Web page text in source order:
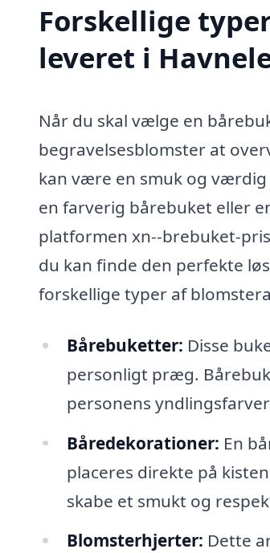
Forskellige
leveret i
Når du skal vælge en
begravelsesblomster at
kan være en smuk og
en farverig bårebuket eller
platformen xn--brebuket-
du kan finde den perfekte
forskellige typer af
Bårebuketter: Disse
personligt præg.
personens
Båredekorationer: En
placeres direkte på
skabe et smukt og
Blomsterhjerter: Dette